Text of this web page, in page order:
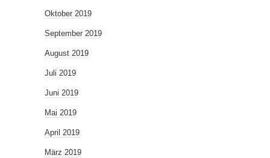
Oktober 2019
September 2019
August 2019
Juli 2019
Juni 2019
Mai 2019
April 2019
März 2019